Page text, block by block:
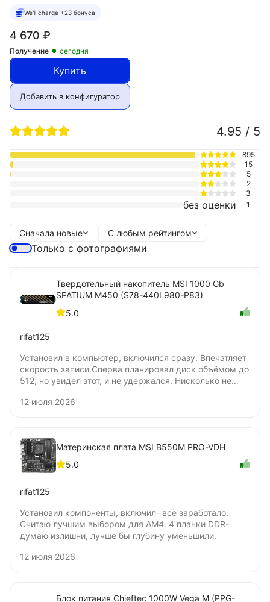
We'll charge +23 бонуса
4 670 ₽
Получение сегодня
Купить
Добавить в конфигуратор
4.95 / 5
895
15
5
2
3
без оценки 1
Сначала новые С любым рейтингом
Только с фотографиями
Твердотельный накопитель MSI 1000 Gb
SPATIUM M450 (S78-440L980-P83)
5.0
rifat125
Установил в компьютер, включился сразу. Впечатляет
скорость записи.Сперва планировал диск объёмом до
512, но увидел этот, и не удержался. Нисколько не
только, бумажную наклейку нужно удалять для
12 июля 2026
Материнская плата MSI B550M PRO-VDH
5.0
rifat125
Установил компоненты, включил- всё заработало.
Считаю лучшим выбором для AM4. 4 планки DDR-
думаю излишни, лучше бы глубину уменьшили.
12 июля 2026
Блок питания Chieftec 1000W Vega M (PPG-